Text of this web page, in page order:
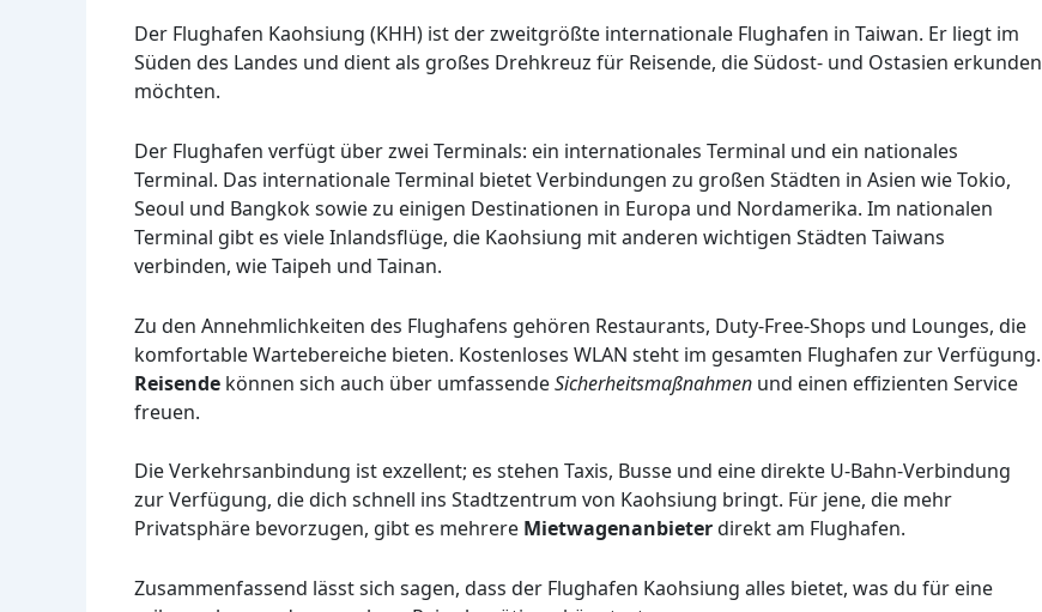
Der Flughafen Kaohsiung (KHH) ist der zweitgrößte internationale Flughafen in Taiwan. Er liegt im
Süden des Landes und dient als großes Drehkreuz für Reisende, die Südost- und Ostasien erkunden
möchten.
Der Flughafen verfügt über zwei Terminals: ein internationales Terminal und ein nationales
Terminal. Das internationale Terminal bietet Verbindungen zu großen Städten in Asien wie Tokio,
Seoul und Bangkok sowie zu einigen Destinationen in Europa und Nordamerika. Im nationalen
Terminal gibt es viele Inlandsflüge, die Kaohsiung mit anderen wichtigen Städten Taiwans
verbinden, wie Taipeh und Tainan.
Zu den Annehmlichkeiten des Flughafens gehören Restaurants, Duty-Free-Shops und Lounges, die
komfortable Wartebereiche bieten. Kostenloses WLAN steht im gesamten Flughafen zur Verfügung.
Reisende können sich auch über umfassendeSicherheitsmaßnahmen und einen effizienten Service
freuen.
Die Verkehrsanbindung ist exzellent; es stehen Taxis, Busse und eine direkte U-Bahn-Verbindung
zur Verfügung, die dich schnell ins Stadtzentrum von Kaohsiung bringt. Für jene, die mehr
Privatsphäre bevorzugen, gibt es mehrere Mietwagenanbieterdirekt am Flughafen.
Zusammenfassend lässt sich sagen, dass der Flughafen Kaohsiung alles bietet, was du für eine